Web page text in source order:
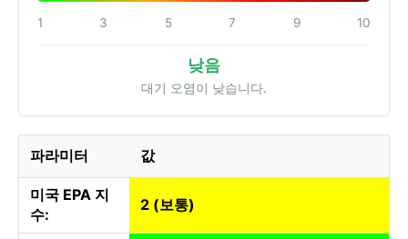
1 3 5 7 9 10
낮음
대기 오염이 낮습니다.
파라미터 값
미국 EPA 지
수:
2 (보통)